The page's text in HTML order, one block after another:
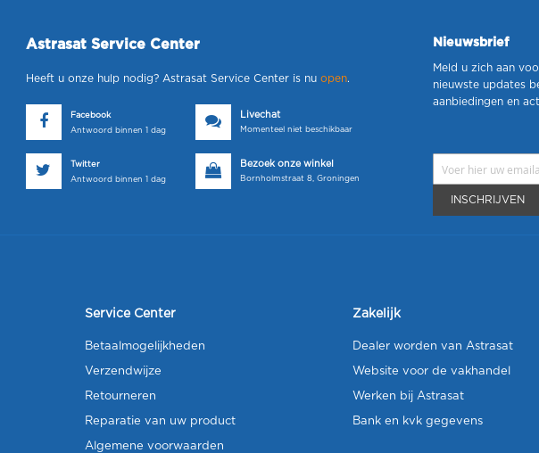
Astrasat Service Center
Heeft u onze hulp nodig? Astrasat Service Center is nu open.
Facebook
Antwoord binnen 1 dag
Livechat
Momenteel niet beschikbaar
Twitter
Antwoord binnen 1 dag
Bezoek onze winkel
Bornholmstraat 8, Groningen
Nieuwsbrief
Meld u zich aan
nieuwste updates
aanbiedingen en
INSCHRIJVEN
Service Center
Betaalmogelijkheden
Verzendwijze
Retourneren
Reparatie van uw product
Algemene voorwaarden
Zakelijk
Dealer worden van Astrasat
Website voor de vakhandel
Werken bij Astrasat
Bank en kvk gegevens